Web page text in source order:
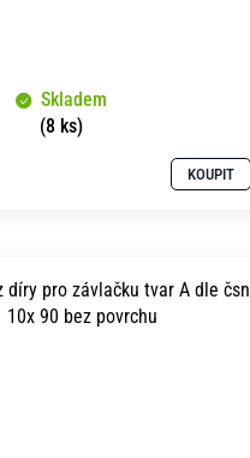
Skladem
(8 ks)
KOUPIT
díry pro závlačku tvar A dle čsn
2111 10x 90 bez povrchu